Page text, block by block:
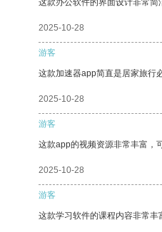
这款办公软件的界面设计非常简
2025-10-28
游客
这款加速器app简直是居家旅行
2025-10-28
游客
这款app的视频资源非常丰富，
2025-10-28
游客
这款学习软件的课程内容非常丰